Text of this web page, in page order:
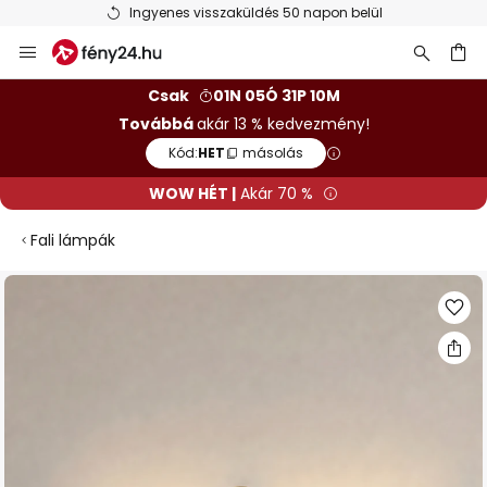
Ingyenes visszaküldés 50 napon belül
Ugrás
a
Csak
01N 05Ó 31P 10M
Továbbáakár 13 % kedvezmény!
Kód:HET másolás
WOW HÉT | Akár 70 %
Fali lámpák
Ugrás